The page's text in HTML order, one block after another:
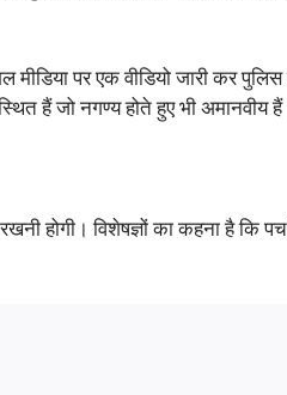
पर एक वीडियो जारी कर
हैं जो नगण्य होते हुए भी अमानवीय
विशेषज्ञों का कहना है कि